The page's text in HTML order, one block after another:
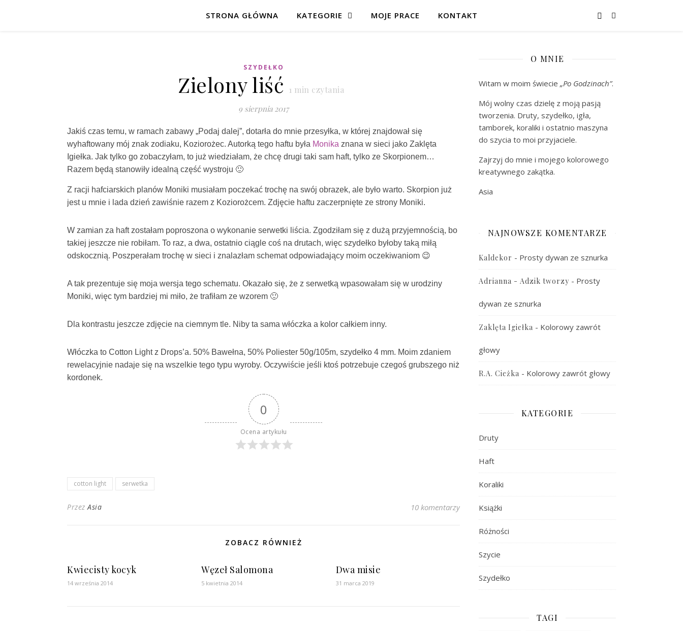
STRONA GŁÓWNA KATEGORIE MOJE PRACE KONTAKT
SZYDEŁKO
Zielony liść 1 min czytania
9 sierpnia 2017
Jakiś czas temu, w ramach zabawy „Podaj dalej”, dotarła do mnie przesyłka, w której znajdował się
wyhaftowany mój znak zodiaku, Koziorożec. Autorką tego haftu była Monika znana w sieci jako Zaklęta
Igiełka. Jak tylko go zobaczyłam, to już wiedziałam, że chcę drugi taki sam haft, tylko ze Skorpionem…
Razem będą stanowiły idealną część wystroju 🙂
Z racji hafciarskich planów Moniki musiałam poczekać trochę na swój obrazek, ale było warto. Skorpion już
jest u mnie i lada dzień zawiśnie razem z Koziorożcem. Zdjęcie haftu zaczerpnięte ze strony Moniki.
W zamian za haft zostałam poproszona o wykonanie serwetki liścia. Zgodziłam się z dużą przyjemnością, bo
takiej jeszcze nie robiłam. To raz, a dwa, ostatnio ciągle coś na drutach, więc szydełko byłoby taką miłą
odskocznią. Poszperałam trochę w sieci i znalazłam schemat odpowiadający moim oczekiwaniom 😉
A tak prezentuje się moja wersja tego schematu. Okazało się, że z serwetką wpasowałam się w urodziny
Moniki, więc tym bardziej mi miło, że trafiłam ze wzorem 🙂
Dla kontrastu jeszcze zdjęcie na ciemnym tle. Niby ta sama włóczka a kolor całkiem inny.
Włóczka to Cotton Light z Drops’a. 50% Bawełna, 50% Poliester 50g/105m, szydełko 4 mm. Moim zdaniem
rewelacyjnie nadaje się na wszelkie tego typu wyroby. Oczywiście jeśli ktoś potrzebuje czegoś grubszego niż
kordonek.
0
Ocena artykułu
cotton light serwetka
PrzezAsia 10 komentarzy
ZOBACZ RÓWNIEŻ
Kwiecisty kocyk
14 września 2014
Węzeł Salomona
5 kwietnia 2014
Dwa misie
31 marca 2019
O MNIE
Witam w moim świecie „Po Godzinach”.
Mój wolny czas dzielę z moją pasją
tworzenia. Druty, szydełko, igła,
tamborek, koraliki i ostatnio maszyna
do szycia to moi przyjaciele.
Zajrzyj do mnie i mojego kolorowego
kreatywnego zakątka.
Asia
NAJNOWSZE KOMENTARZE
Kaldekor - Prosty dywan ze sznurka
Adrianna - Adzik tworzy - Prosty
dywan ze sznurka
Zaklęta Igiełka - Kolorowy zawrót
głowy
R.A. Cieżka - Kolorowy zawrót głowy
KATEGORIE
Druty
Haft
Koraliki
Książki
Różności
Szycie
Szydełko
TAGI